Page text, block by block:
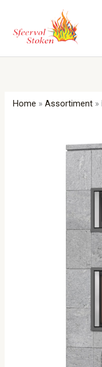
inhoud
Home »Assortiment »